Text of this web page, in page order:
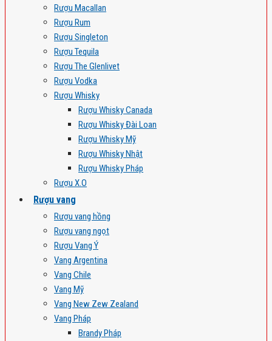
Rượu Macallan
Rượu Rum
Rượu Singleton
Rượu Tequila
Rượu The Glenlivet
Rượu Vodka
Rượu Whisky
Rượu Whisky Canada
Rượu Whisky Đài Loan
Rượu Whisky Mỹ
Rượu Whisky Nhật
Rượu Whisky Pháp
Rượu X.O
Rượu vang
Rượu vang hồng
Rượu vang ngọt
Rượu Vang Ý
Vang Argentina
Vang Chile
Vang Mỹ
Vang New Zew Zealand
Vang Pháp
Brandy Pháp